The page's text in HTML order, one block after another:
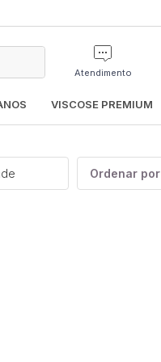
Atendimento
VISCOSE PREMIUM
Ordenar por